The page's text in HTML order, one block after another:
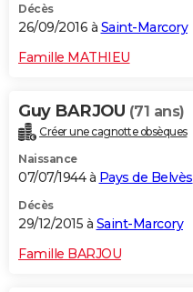
Décès
26/09/2016 à Saint-Marcory
Famille MATHIEU
Guy BARJOU (71 ans)
Créer une cagnotte obsèques
Naissance
07/07/1944 à Pays de Belvès
Décès
29/12/2015 à Saint-Marcory
Famille BARJOU